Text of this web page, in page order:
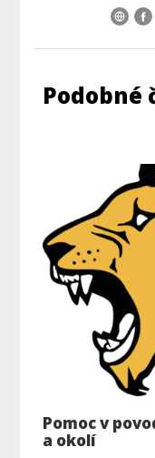
Podobné
Pomoc v
a okolí